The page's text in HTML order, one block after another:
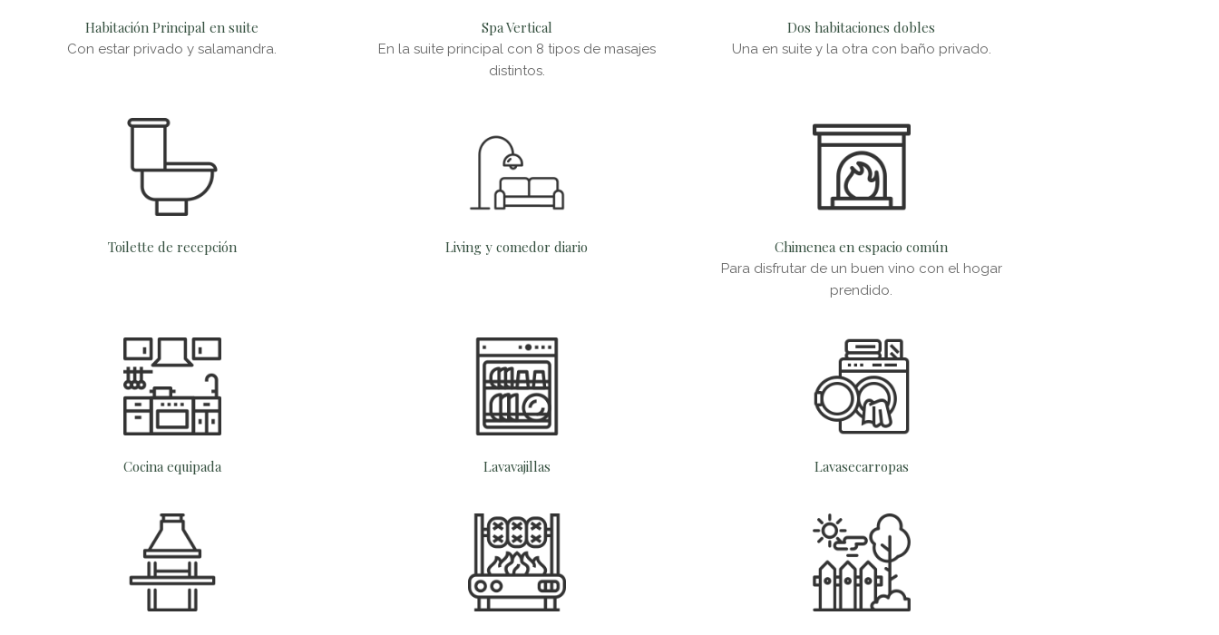
Habitación Principal en suite
Con estar privado y salamandra.
Spa Vertical
En la suite principal con 8 tipos de masajes
distintos.
Dos habitaciones dobles
Una en suite y la otra con baño privado.
Toilette de recepción Living y comedor diario Chimenea en espacio común
Para disfrutar de un buen vino con el hogar
prendido.
Cocina equipada Lavavajillas Lavasecarropas